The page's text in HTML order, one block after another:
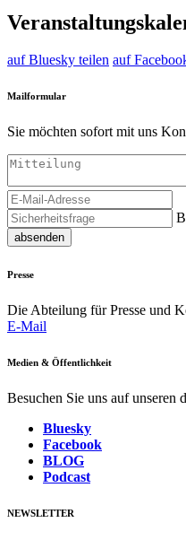
auf Bluesky teilen auf
Mailformular
Sie möchten sofort mit uns
absenden
Presse
Die Abteilung für Presse und
E-Mail
Medien & Öffentlichkeit
Besuchen Sie uns auf unseren
Bluesky
Facebook
BLOG
Podcast
NEWSLETTER